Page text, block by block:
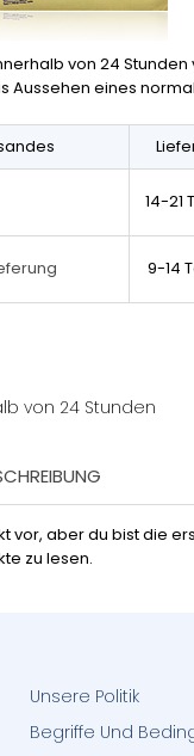
von 24
eines
14-21
9-14
von 24 Stunden
vor, aber du bist die
zu lesen.
Unsere Politik
Begriffe Und